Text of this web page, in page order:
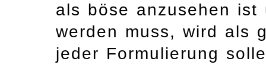
als böse anzusehen
werden muss, wird als
jeder Formulierung